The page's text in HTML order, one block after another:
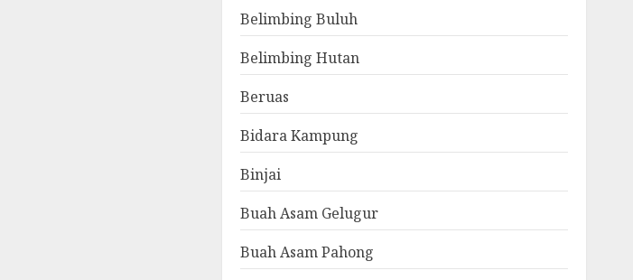
Belimbing Buluh
Belimbing Hutan
Beruas
Bidara Kampung
Binjai
Buah Asam Gelugur
Buah Asam Pahong